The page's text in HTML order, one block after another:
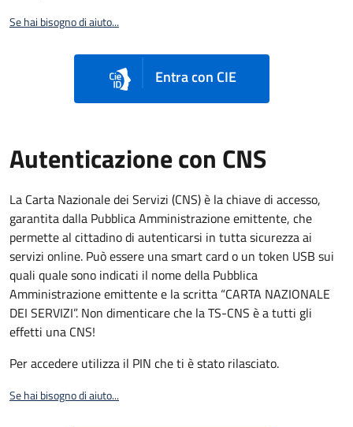
Se hai bisogno di aiuto...
Entra con CIE
Autenticazione con CNS
La Carta Nazionale dei Servizi (CNS) è la chiave di accesso,
garantita dalla Pubblica Amministrazione emittente, che
permette al cittadino di autenticarsi in tutta sicurezza ai
servizi online. Può essere una smart card o un token USB sui
quali quale sono indicati il nome della Pubblica
Amministrazione emittente e la scritta “CARTA NAZIONALE
DEI SERVIZI”. Non dimenticare che la TS-CNS è a tutti gli
effetti una CNS!
Per accedere utilizza il PIN che ti è stato rilasciato.
Se hai bisogno di aiuto...